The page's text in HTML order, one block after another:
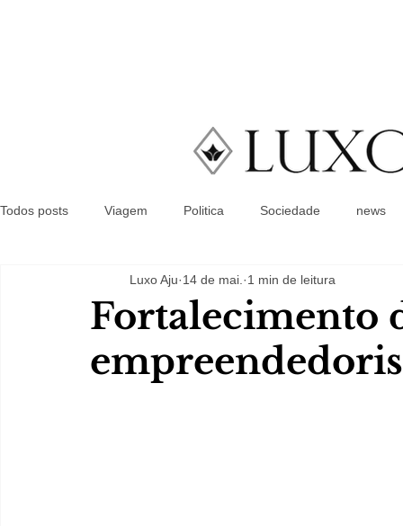
Todos posts Viagem Politica Sociedade news
Fortalecimento
Luxo Aju 14 de mai. 1 min de leitura